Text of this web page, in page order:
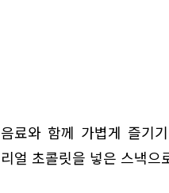
음료와 함께 가볍게 즐기
리얼 초콜릿을 넣은 스낵